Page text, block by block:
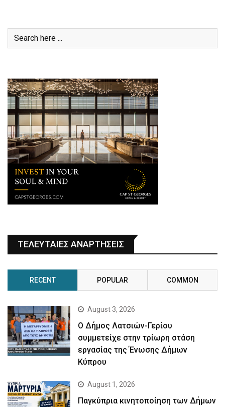
ΤΕΛΕΥΤΑΙΕΣ ΑΝΑΡΤΗΣΕΙΣ
RECENT POPULAR COMMON
August 3, 2026
Ο Δήμος Λατσιών-Γερίου
συμμετείχε στην τρίωρη στάση
εργασίας της Ένωσης Δήμων
Κύπρου
August 1, 2026
Παγκύπρια κινητοποίηση των Δήμων